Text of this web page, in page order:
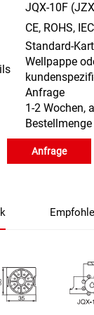
JQX-10F
CE, ROHS,
Standard-
Wellpappe
Anfrage
1-2 Wochen,
Bestellmenge
Anfrage